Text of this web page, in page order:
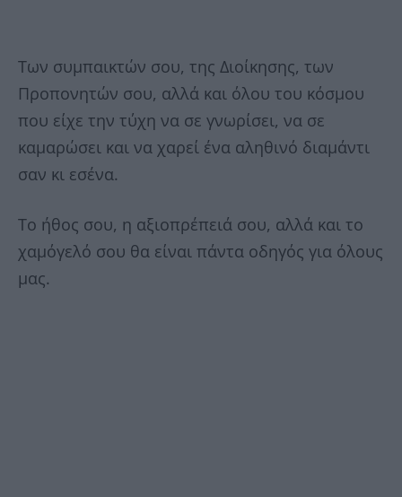
Των συμπαικτών σου, της Διοίκησης, των
Προπονητών σου, αλλά και όλου του κόσμου
που είχε την τύχη να σε γνωρίσει, να σε
καμαρώσει και να χαρεί ένα αληθινό διαμάντι
σαν κι εσένα.
Το ήθος σου, η αξιοπρέπειά σου, αλλά και το
χαμόγελό σου θα είναι πάντα οδηγός για όλους
μας.